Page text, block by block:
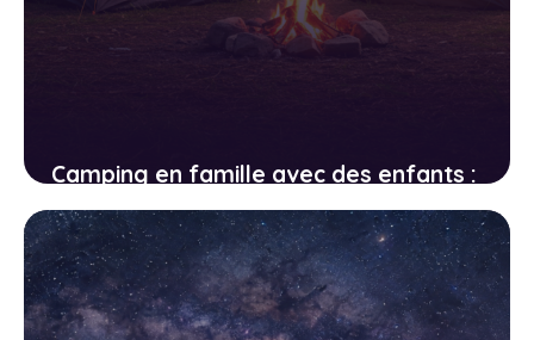
Camping en famille avec des enfants :
le guide pour des vacances réussies
sans stress
25 avril 2026